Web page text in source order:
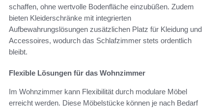
schaffen, ohne wertvolle Bodenfläche einzubüßen. Zudem
bieten Kleiderschränke mit integrierten
Aufbewahrungslösungen zusätzlichen Platz für Kleidung und
Accessoires, wodurch das Schlafzimmer stets ordentlich
bleibt.
Flexible Lösungen für das Wohnzimmer
Im Wohnzimmer kann Flexibilität durch modulare Möbel
erreicht werden. Diese Möbelstücke können je nach Bedarf